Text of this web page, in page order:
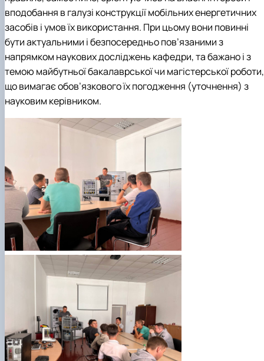
вподобання в галузі конструкції мобільних енергетичних
засобів і умов їх використання. При цьому вони повинні
бути актуальними і безпосередньо пов’язаними з
напрямком наукових досліджень кафедри, та бажано і з
темою майбутньої бакалаврської чи магістерської роботи,
що вимагає обов’язкового їх погодження (уточнення) з
науковим керівником.